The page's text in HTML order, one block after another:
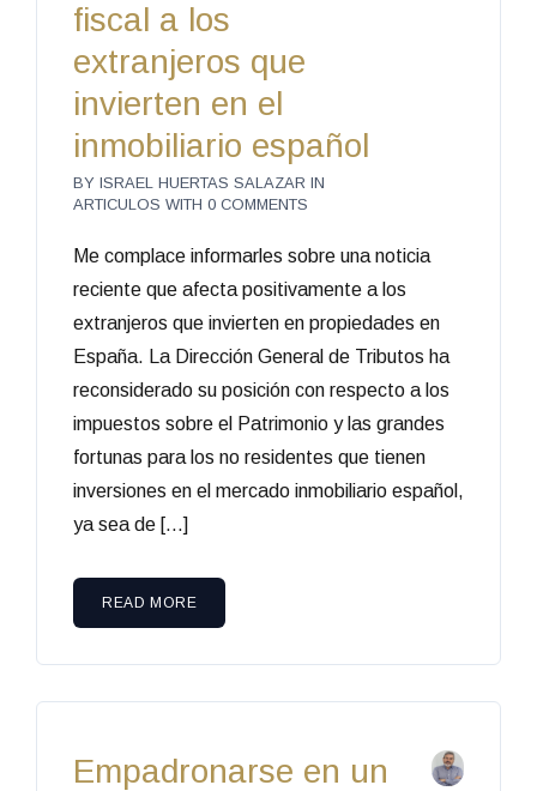
fiscal a los
extranjeros que
invierten en el
inmobiliario español
BY ISRAEL HUERTAS SALAZAR IN
ARTICULOS WITH 0 COMMENTS
Me complace informarles sobre una noticia
reciente que afecta positivamente a los
extranjeros que invierten en propiedades en
España. La Dirección General de Tributos ha
reconsiderado su posición con respecto a los
impuestos sobre el Patrimonio y las grandes
fortunas para los no residentes que tienen
inversiones en el mercado inmobiliario español,
ya sea de […]
READ MORE
Empadronarse en un